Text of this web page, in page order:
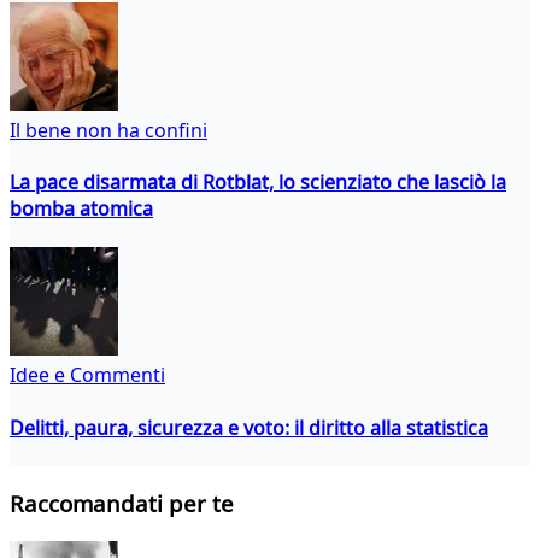
Il bene non ha confini
La pace disarmata di Rotblat, lo scienziato che lasciò la
bomba atomica
Idee e Commenti
Delitti, paura, sicurezza e voto: il diritto alla statistica
Raccomandati per te